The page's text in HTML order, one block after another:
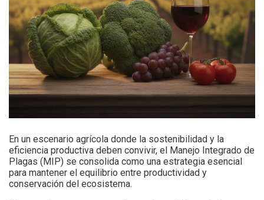
En un escenario agrícola donde la sostenibilidad y la
eficiencia productiva deben convivir, el Manejo Integrado de
Plagas (MIP) se consolida como una estrategia esencial
para mantener el equilibrio entre productividad y
conservación del ecosistema.